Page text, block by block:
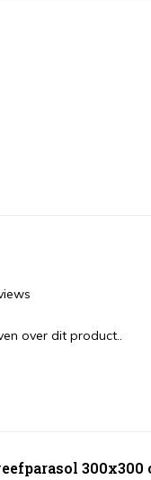
over dit product..